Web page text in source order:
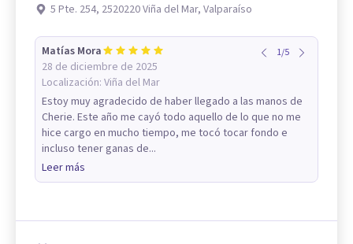
5 Pte. 254, 2520220 Viña del Mar, Valparaíso
Matías Mora
28 de diciembre de 2025
Localización: Viña del Mar
1/5
Estoy muy agradecido de haber llegado a las manos de
Cherie. Este año me cayó todo aquello de lo que no me
hice cargo en mucho tiempo, me tocó tocar fondo e
incluso tener ganas de...
Leer más